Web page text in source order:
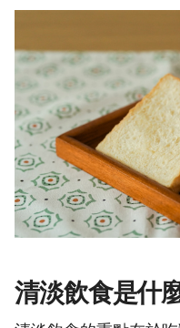
清淡飲食是什